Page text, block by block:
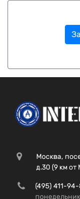
Москва,
д.30 (9 км
(495) 411-